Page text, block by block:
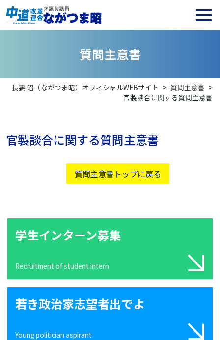
質問主意書
長妻 昭（ながつま昭）オフィシャルWEBサイト > 質問主意書 >
官製談合に関する質問主意書
官製談合に関する質問主意書
質問主意書トップに戻る
学生インターン募集
Recruitment of student intern
若き政治家志望者出でよ
Young politician aspirant